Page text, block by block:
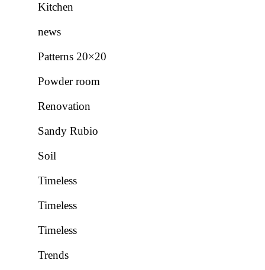
Kitchen
news
Patterns 20×20
Powder room
Renovation
Sandy Rubio
Soil
Timeless
Timeless
Timeless
Trends